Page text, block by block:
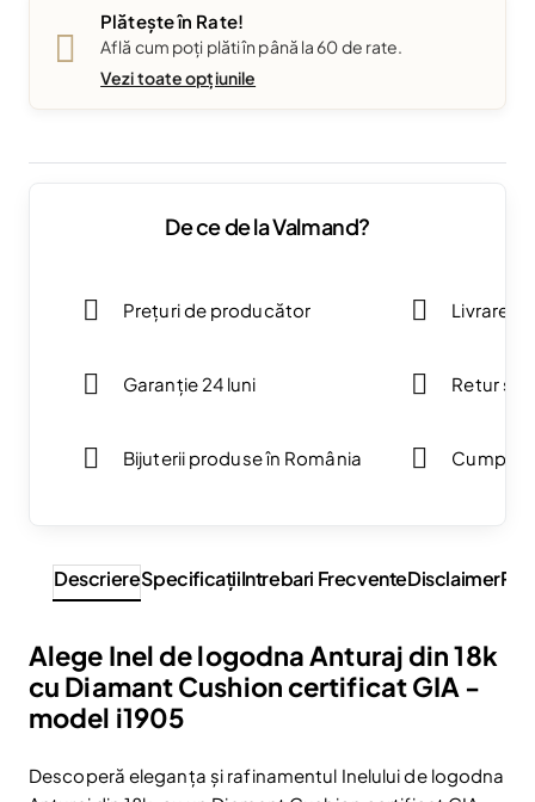
Plătește în Rate!
Află cum poți plăti în până la 60 de rate.
Vezi toate opțiunile
De ce de la Valmand?
Prețuri de producător
Garanție 24 luni
Bijuterii produse în România
Livrare
Retur
DescriereSpecificaţiiIntrebari FrecventeDisclaimer
Alege Inel de logodna Anturaj din 18k
cu Diamant Cushion certificat GIA -
model i1905
Descoperă eleganța și rafinamentul Inelului de logodna